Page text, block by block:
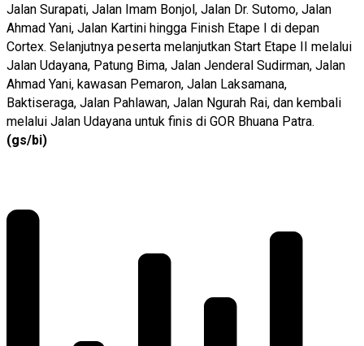
Jalan Surapati, Jalan Imam Bonjol, Jalan Dr. Sutomo, Jalan
Ahmad Yani, Jalan Kartini hingga Finish Etape I di depan
Cortex. Selanjutnya peserta melanjutkan Start Etape II melalui
Jalan Udayana, Patung Bima, Jalan Jenderal Sudirman, Jalan
Ahmad Yani, kawasan Pemaron, Jalan Laksamana,
Baktiseraga, Jalan Pahlawan, Jalan Ngurah Rai, dan kembali
melalui Jalan Udayana untuk finis di GOR Bhuana Patra.
(gs/bi)